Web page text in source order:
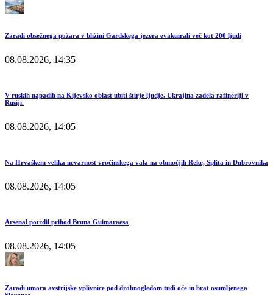
Zaradi obsežnega požara v bližini Gardskega jezera evakuirali več kot 200 ljudi
08.08.2026, 14:35
V ruskih napadih na Kijevsko oblast ubiti štirje ljudje. Ukrajina zadela rafineriji v
Rusiji.
08.08.2026, 14:05
Na Hrvaškem velika nevarnost vročinskega vala na območjih Reke, Splita in Dubrovnika
08.08.2026, 14:05
Arsenal potrdil prihod Bruna Guimaraesa
08.08.2026, 14:05
Zaradi umora avstrijske vplivnice pod drobnogledom tudi oče in brat osumljenega